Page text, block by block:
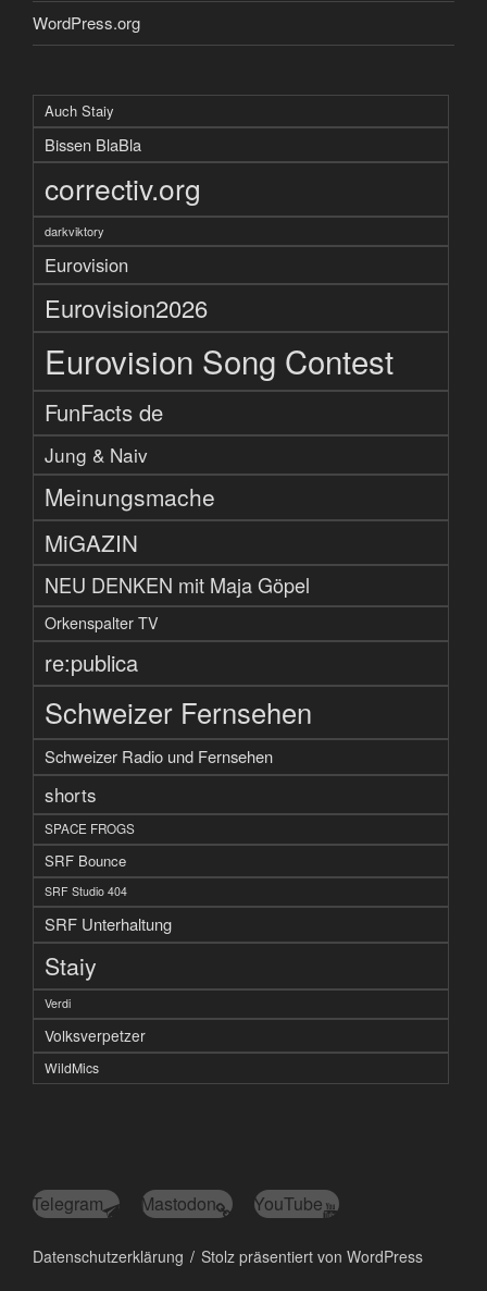
WordPress.org
Auch Staiy
Bissen BlaBla
correctiv.org
darkviktory
Eurovision
Eurovision2026
Eurovision Song Contest
FunFacts de
Jung & Naiv
Meinungsmache
MiGAZIN
NEU DENKEN mit Maja Göpel
Orkenspalter TV
re:publica
Schweizer Fernsehen
Schweizer Radio und Fernsehen
shorts
SPACE FROGS
SRF Bounce
SRF Studio 404
SRF Unterhaltung
Staiy
Verdi
Volksverpetzer
WildMics
Telegram Mastodon YouTube
Datenschutzerklärung Stolz präsentiert von WordPress